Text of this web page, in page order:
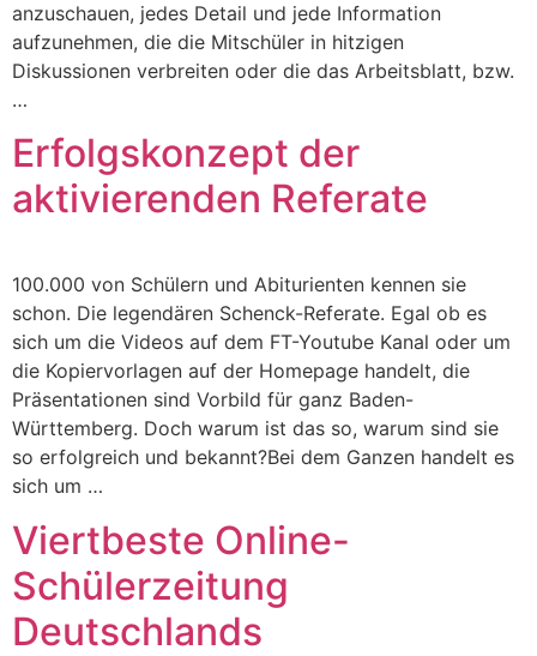
anzuschauen, jedes Detail und jede Information
aufzunehmen, die die Mitschüler in hitzigen
Diskussionen verbreiten oder die das Arbeitsblatt, bzw.
…
Erfolgskonzept der
aktivierenden Referate
100.000 von Schülern und Abiturienten kennen sie
schon. Die legendären Schenck-Referate. Egal ob es
sich um die Videos auf dem FT-Youtube Kanal oder um
die Kopiervorlagen auf der Homepage handelt, die
Präsentationen sind Vorbild für ganz Baden-
Württemberg. Doch warum ist das so, warum sind sie
so erfolgreich und bekannt?Bei dem Ganzen handelt es
sich um …
Viertbeste Online-
Schülerzeitung
Deutschlands